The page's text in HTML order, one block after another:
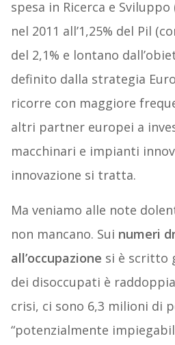
spesa in Ricerca e
nel 2011 all’1,25% del Pil
del 2,1% e lontano
definito dalla strategia
ricorre con maggiore
altri partner europei a
macchinari e impianti
innovazione si tratta.
Ma veniamo alle note
non mancano. Sui numeri
all’occupazione si è scritto
dei disoccupati è
crisi, ci sono 6,3 milioni di
“potenzialmente